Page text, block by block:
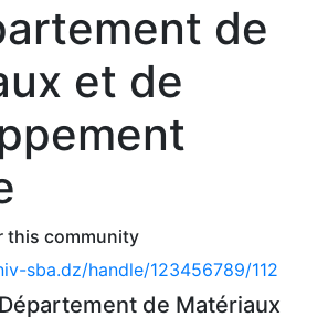
de
et de
this community
sba.dz/handle/123456789/112
de Matériaux